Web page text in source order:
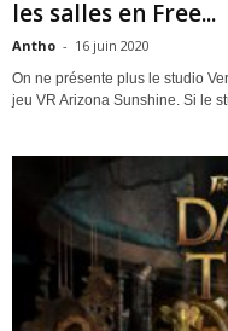
les salles en Free...
Antho - 16 juin 2020
On ne présente plus le studio
jeu VR Arizona Sunshine. Si le